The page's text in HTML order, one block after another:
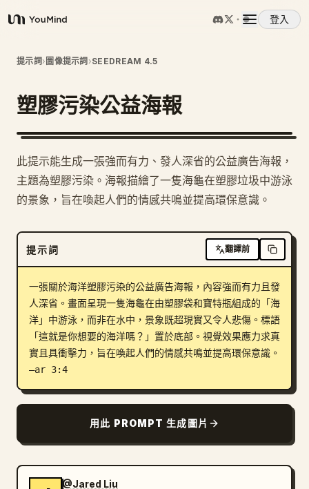
YouMind
登入
概覽
使用案例
提示詞
定價
下載
部落格
更新
提示詞› 圖像提示詞 ›SEEDREAM 4.5
塑膠污染公益海報
此提示能生成一張強而有力、發人深省的公益廣告海報，
主題為塑膠污染。海報描繪了一隻海龜在塑膠垃圾中游泳
的景象，旨在喚起人們的情感共鳴並提高環保意識。
提示詞 翻譯前
一張關於海洋塑膠污染的公益廣告海報，內容強而有力且發
人深省。畫面呈現一隻海龜在由塑膠袋和寶特瓶組成的「海
洋」中游泳，而非在水中，景象既超現實又令人悲傷。標語
「這就是你想要的海洋嗎？」置於底部。視覺效果應力求真
實且具衝擊力，旨在喚起人們的情感共鳴並提高環保意識。
–ar 3:4
用此 PROMPT 生成圖片
@Jared Liu